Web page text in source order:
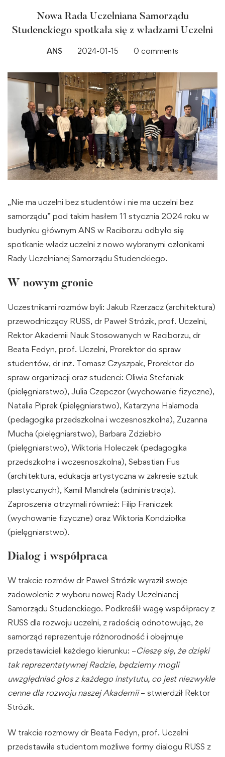
Nowa Rada Uczelniana Samorządu
Studenckiego spotkała się z władzami Uczelni
ANS 2024-01-15 0 comments
„Nie ma uczelni bez studentów i nie ma uczelni bez
samorządu” pod takim hasłem 11 stycznia 2024 roku w
budynku głównym ANS w Raciborzu odbyło się
spotkanie władz uczelni z nowo wybranymi członkami
Rady Uczelnianej Samorządu Studenckiego.
W nowym gronie
Uczestnikami rozmów byli: Jakub Rzerzacz (architektura)
przewodniczący RUSS, dr Paweł Strózik, prof. Uczelni,
Rektor Akademii Nauk Stosowanych w Raciborzu, dr
Beata Fedyn, prof. Uczelni, Prorektor do spraw
studentów, dr inż. Tomasz Czyszpak, Prorektor do
spraw organizacji oraz studenci: Oliwia Stefaniak
(pielęgniarstwo), Julia Czepczor (wychowanie fizyczne),
Natalia Piprek (pielęgniarstwo), Katarzyna Halamoda
(pedagogika przedszkolna i wczesnoszkolna), Zuzanna
Mucha (pielęgniarstwo), Barbara Zdziebło
(pielęgniarstwo), Wiktoria Holeczek (pedagogika
przedszkolna i wczesnoszkolna), Sebastian Fus
(architektura, edukacja artystyczna w zakresie sztuk
plastycznych), Kamil Mandrela (administracja).
Zaproszenia otrzymali również: Filip Franiczek
(wychowanie fizyczne) oraz Wiktoria Kondziołka
(pielęgniarstwo).
Dialog i współpraca
W trakcie rozmów dr Paweł Strózik wyraził swoje
zadowolenie z wyboru nowej Rady Uczelnianej
Samorządu Studenckiego. Podkreślił wagę współpracy z
RUSS dla rozwoju uczelni, z radością odnotowując, że
samorząd reprezentuje różnorodność i obejmuje
przedstawicieli każdego kierunku: –Cieszę się, że dzięki
tak reprezentatywnej Radzie, będziemy mogli
uwzględniać głos z każdego instytutu, co jest niezwykle
cenne dla rozwoju naszej Akademii– stwierdził Rektor
Strózik.
W trakcie rozmowy dr Beata Fedyn, prof. Uczelni
przedstawiła studentom możliwe formy dialogu RUSS z